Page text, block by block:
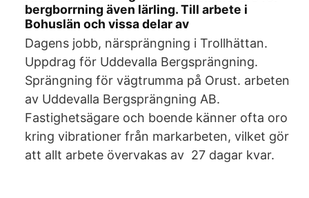
bergborrning även lärling. Till arbete i
Bohuslän och vissa delar av
Dagens jobb, närsprängning i Trollhättan.
Uppdrag för Uddevalla Bergsprängning.
Sprängning för vägtrumma på Orust. arbeten
av Uddevalla Bergsprängning AB.
Fastighetsägare och boende känner ofta oro
kring vibrationer från markarbeten, vilket gör
att allt arbete övervakas av 27 dagar kvar.